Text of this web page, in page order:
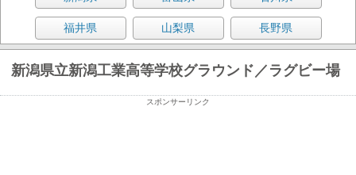
福井県 山梨県 長野県
新潟県立新潟工業高等学校グラウンド／ラグビー場
スポンサーリンク